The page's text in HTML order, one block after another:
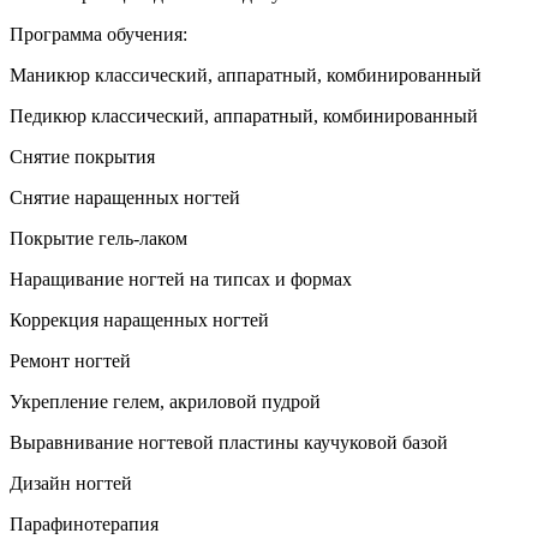
Программа обучения:
Маникюр классический, аппаратный, комбинированный
Педикюр классический, аппаратный, комбинированный
Снятие покрытия
Снятие наращенных ногтей
Покрытие гель-лаком
Наращивание ногтей на типсах и формах
Коррекция наращенных ногтей
Ремонт ногтей
Укрепление гелем, акриловой пудрой
Выравнивание ногтевой пластины каучуковой базой
Дизайн ногтей
Парафинотерапия